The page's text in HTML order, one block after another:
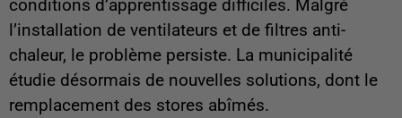
conditions d’apprentissage difficiles. Malgré
l’installation de ventilateurs et de filtres anti-
chaleur, le problème persiste. La municipalité
étudie désormais de nouvelles solutions, dont le
remplacement des stores abîmés.